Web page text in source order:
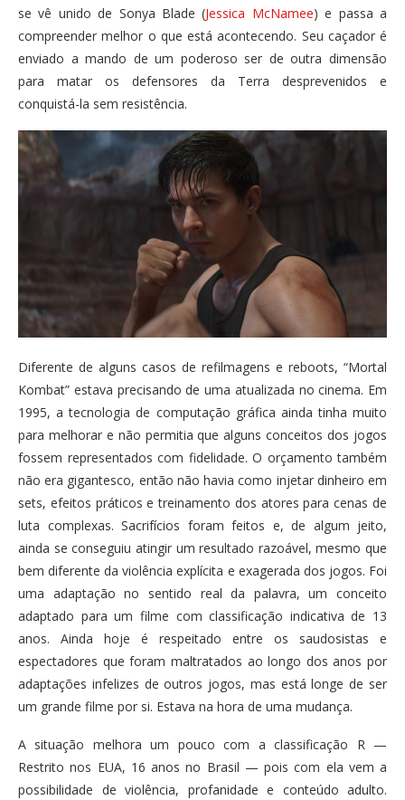
se vê unido de Sonya Blade (Jessica McNamee) e passa a
compreender melhor o que está acontecendo. Seu caçador é
enviado a mando de um poderoso ser de outra dimensão
para matar os defensores da Terra desprevenidos e
conquistá-la sem resistência.
Diferente de alguns casos de refilmagens e reboots, “Mortal
Kombat” estava precisando de uma atualizada no cinema. Em
1995, a tecnologia de computação gráfica ainda tinha muito
para melhorar e não permitia que alguns conceitos dos jogos
fossem representados com fidelidade. O orçamento também
não era gigantesco, então não havia como injetar dinheiro em
sets, efeitos práticos e treinamento dos atores para cenas de
luta complexas. Sacrifícios foram feitos e, de algum jeito,
ainda se conseguiu atingir um resultado razoável, mesmo que
bem diferente da violência explícita e exagerada dos jogos. Foi
uma adaptação no sentido real da palavra, um conceito
adaptado para um filme com classificação indicativa de 13
anos. Ainda hoje é respeitado entre os saudosistas e
espectadores que foram maltratados ao longo dos anos por
adaptações infelizes de outros jogos, mas está longe de ser
um grande filme por si. Estava na hora de uma mudança.
A situação melhora um pouco com a classificação R —
Restrito nos EUA, 16 anos no Brasil — pois com ela vem a
possibilidade de violência, profanidade e conteúdo adulto.